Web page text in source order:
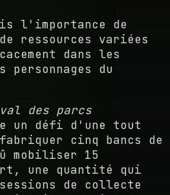
l'importance de
ressources variées
dans les
du
des parcs
un défi d'une tout
cinq bancs de
mobiliser 15
une quantité qui
de collecte